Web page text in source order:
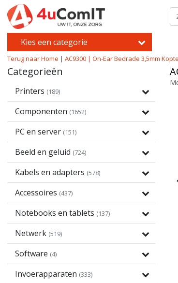
Kies een categorie
Terug naar Home | AC9300 | On-Ear Bedrade 3,5mm
Categorieën
Printers (189)
Componenten (1652)
PC en server (151)
Beeld en geluid (724)
Kabels en adapters (578)
Accessoires (437)
Notebooks en tablets (137)
Netwerk (519)
Software (4)
Invoerapparaten (333)